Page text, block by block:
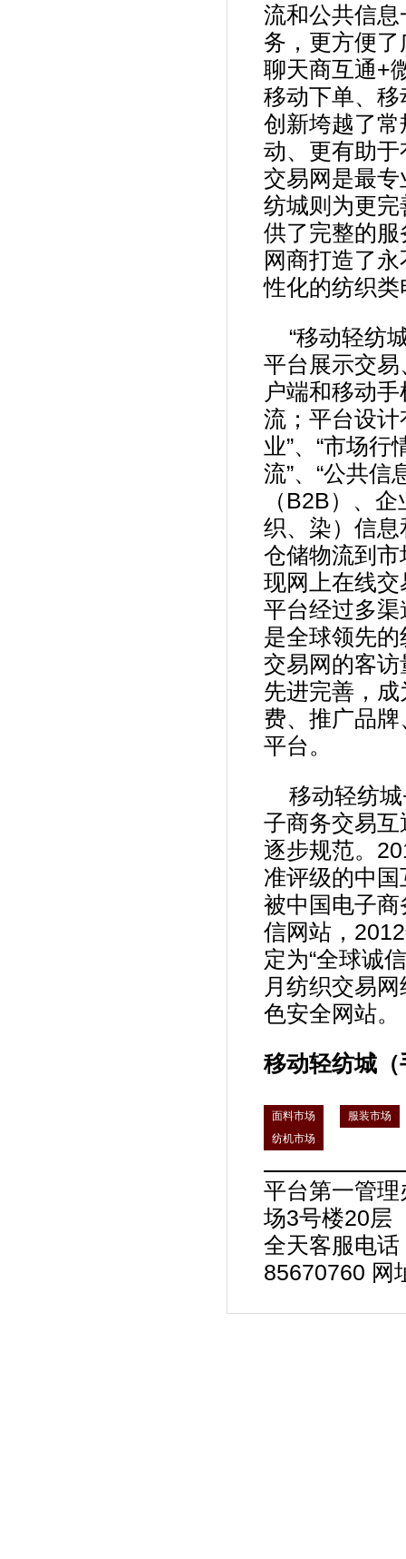
流和公共信
务，更方便
聊天商互通+
移动下单、
创新垮越了
动、更有助
交易网是最
纺城则为更
供了完整的
网商打造了
性化的纺织
“移动轻纺
平台展示交
户端和移动
流；平台设计
业”、“市场行
流”、“公共信
（B2B）、
织、染）信
仓储物流到
现网上在线
平台经过多
是全球领先
交易网的客
先进完善，
费、推广品
平台。
移动轻纺
子商务交易
逐步规范。
准评级的中
被中国电子
信网站，
定为“全球诚
月纺织交易
色安全网站。
移动轻纺城
面料市场
服装市场
纺机市场
平台第一管
场3号楼20层
全天客服电
85670760 网